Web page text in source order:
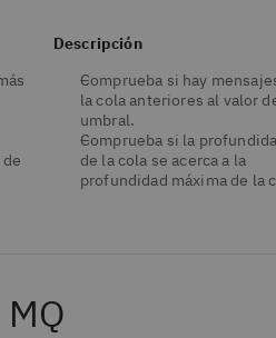
Descripción
Comprueba si hay
la cola anteriores al valor
umbral.
Comprueba si la
de la cola se acerca a la
profundidad máxima de la